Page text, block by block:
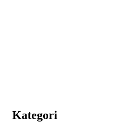
Kategori